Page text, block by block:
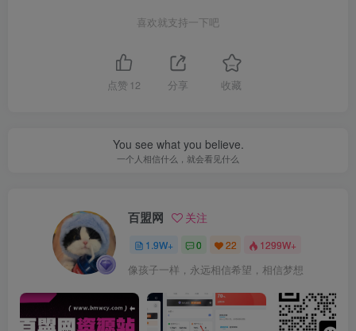
喜欢就支持一下吧
点赞 12 分享 收藏
You see what you believe.
一个人相信什么，就会看见什么
百盟网 关注
1.9W+ 0 22 1299W+
像孩子一样，永远相信希望，相信梦想